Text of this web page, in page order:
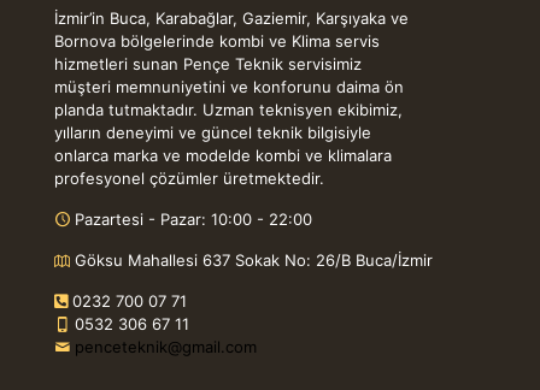
İzmir’in Buca, Karabağlar, Gaziemir, Karşıyaka ve
Bornova bölgelerinde kombi ve Klima servis
hizmetleri sunan Pençe Teknik servisimiz
müşteri memnuniyetini ve konforunu daima ön
planda tutmaktadır. Uzman teknisyen ekibimiz,
yılların deneyimi ve güncel teknik bilgisiyle
onlarca marka ve modelde kombi ve klimalara
profesyonel çözümler üretmektedir.
Pazartesi - Pazar: 10:00 - 22:00
Göksu Mahallesi 637 Sokak No: 26/B Buca/İzmir
0232 700 07 71
0532 306 67 11
penceteknik@gmail.com